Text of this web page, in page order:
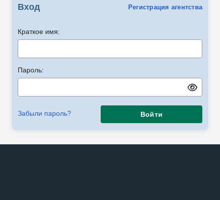
Вход Регистрация агентства
Краткое имя:
Пароль:
Забыли пароль? Войти